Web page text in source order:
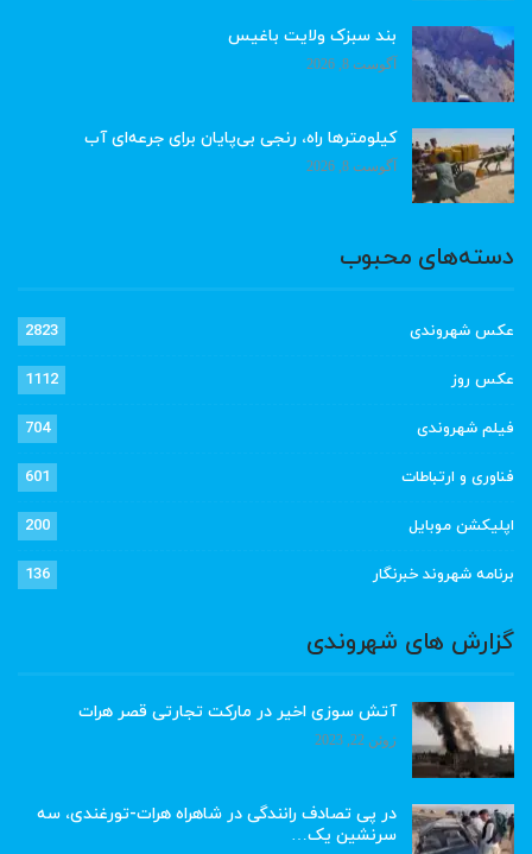
بند سبزک ولایت باغیس
آگوست 8, 2026
کیلومترها راه، رنجی بی‌پایان برای جرعه‌ای آب
آگوست 8, 2026
دسته‌های محبوب
عکس شهروندی 2823
عکس روز 1112
فیلم شهروندی 704
فناوری و ارتباطات 601
اپلیکشن موبایل 200
برنامه شهروند خبرنگار 136
گزارش های شهروندی
آتش سوزی اخیر در مارکت تجارتی قصر هرات
ژوئن 22, 2023
در پی تصادف رانندگی در شاهراه هرات-تورغندی، سه
سرنشین یک…